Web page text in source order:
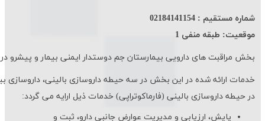
شماره مستقیم : 02184141154
موقعیت: طبقه منفی 1
بخش مراقبت های دارویی بیمارستان جم دوستدار ایمنی بیمار و پیشرو
خدمات ارائه شده در این بخش در سه حیطه داروسازی بالینی، داروسازی
در حیطه داروسازی بالینی (فارماکوتراپی) خدمات ذیل ارایه می گردد:
پایش، ارزیابی و مدیریت عوارض جانبی دارو، ثبت و